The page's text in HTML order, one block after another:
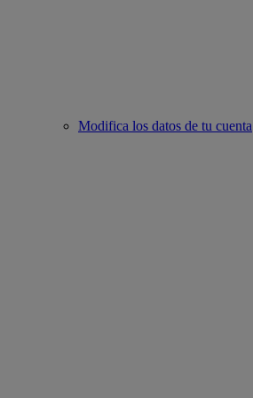
Modifica los datos de tu cuenta